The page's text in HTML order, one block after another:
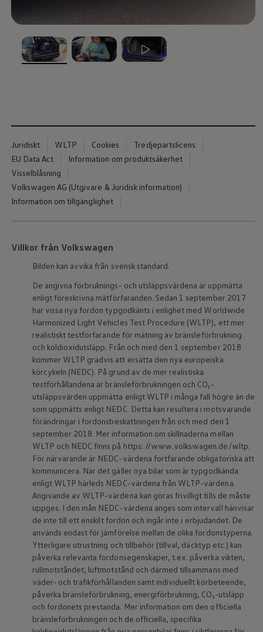
Digitala extrafunktioner
Hitta tjänster för din modell
Volkswagen-appar, inloggning och shoppen
ID. Polo
ID.4
ID.7
ID. Buzz
Konceptbilar
Passat eHybrid
Tiguan eHybrid
Tayron eHybrid
FAQ: Laddning och räckvidd
Hur betalar jag för laddning?
Vad kostar det att äga elbil?
Laddning för din elbil
Karta över laddstationer
Plug & Charge
We Charge
Laddboxen ID. Charger
Vad innebär "räckvidd enligt WLTP?"
Tekniken i elbilen
Klimatanläggning
Värmepump
Bromssystemet i ID.
Batterigaranti och underhåll
ID. Högspänningsbatteri
GTX: Elektrisk prestanda
Elbilsbatteriets råvaror
Mjukvaruuppdateringar för ID.
Enkelt förklarat – så fungerar din ID.
Vanliga frågor
ID. Drivers Club
Service av elbilar
Företag
Business Lease
Företagsleasing
Personalbil
Bonus malus
TCO - Total ägandekostnad
Ordlista
Fleet Interface Data
Millån
Köpa
Bygg din bil
, 1 av 3
Juridiskt WLTP Cookies
Tredjepartslicens
EU Data Act
Information om produktsäkerhet
Visselblåsning
Volkswagen AG (Utgivare & Juridisk information)
Information om tillgänglighet
Villkor från Volkswagen
Bilden kan avvika från svensk standard.
De angivna förbruknings- och utsläppsvärdena är uppmätta
enligt föreskrivna mätförfaranden. Sedan 1 september 2017
har vissa nya fordon typgodkänts i enlighet med Worldwide
Harmonized Light Vehicles Test Procedure (WLTP), ett mer
realistiskt testförfarande för mätning av bränsleförbrukning
och koldioxidutsläpp. Från och med den 1 september 2018
kommer WLTP gradvis att ersätta den nya europeiska
körcykeln (NEDC). På grund av de mer realistiska
testförhållandena är bränsleförbrukningen och CO₂-
utsläppsvärden uppmätta enligt WLTP i många fall högre än de
som uppmätts enligt NEDC. Detta kan resultera i motsvarande
förändringar i fordonsbeskattningen från och med den 1
september 2018. Mer information om skillnaderna mellan
WLTP och NEDC finns på https: //www.volkswagen.de/wltp.
För närvarande är NEDC-värdena fortfarande obligatoriska att
kommunicera. När det gäller nya bilar som är typgodkända
enligt WLTP härleds NEDC-värdena från WLTP-värdena.
Angivande av WLTP-värdena kan göras frivilligt tills de måste
uppges. I den mån NEDC-värdena anges som intervall hänvisar
de inte till ett enskilt fordon och ingår inte i erbjudandet. De
används endast för jämförelse mellan de olika fordonstyperna.
Ytterligare utrustning och tillbehör (tillval, däcktyp etc.) kan
påverka relevanta fordonsegenskaper, t.ex. påverka vikten,
rullmotståndet, luftmotstånd och därmed tillsammans med
väder- och trafikförhållanden samt individuellt körbeteende,
påverka bränsleförbrukning, energiförbrukning, CO₂-utsläpp
och fordonets prestanda. Mer information om den officiella
bränsleförbrukningen och de officiella, specifika